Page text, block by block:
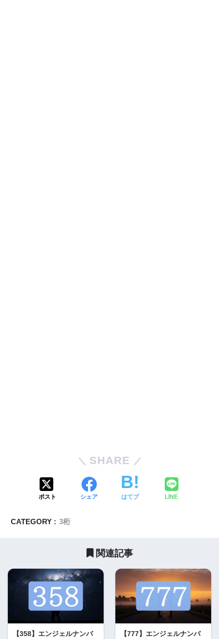
SHARE
ポスト シェア はてブ LINE
CATEGORY : 3桁
関連記事
【358】エンジェルナンバ
【777】エンジェルナンバ